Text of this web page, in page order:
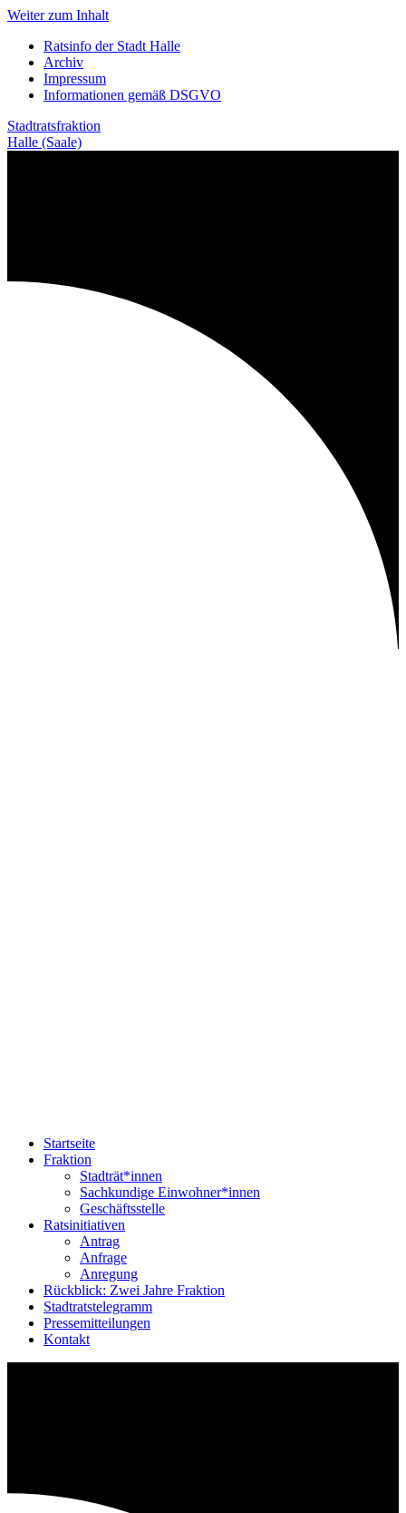
Weiter zum Inhalt
Ratsinfo der Stadt Halle
Archiv
Impressum
Informationen gemäß DSGVO
Stadtratsfraktion
Halle (Saale)
Startseite
Fraktion
Stadträt*innen
Sachkundige Einwohner*innen
Geschäftsstelle
Ratsinitiativen
Antrag
Anfrage
Anregung
Rückblick: Zwei Jahre Fraktion
Stadtratstelegramm
Pressemitteilungen
Kontakt